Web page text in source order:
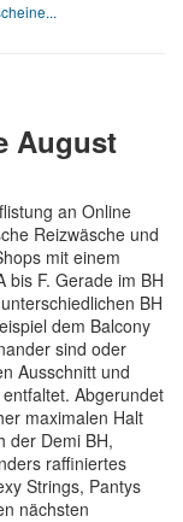
August
an Online
Reizwäsche und
mit einem
bis F. Gerade im BH
BH
dem Balcony
sind oder
Ausschnitt und
Abgerundet
maximalen Halt
der Demi BH,
raffiniertes
Strings, Pantys
nächsten